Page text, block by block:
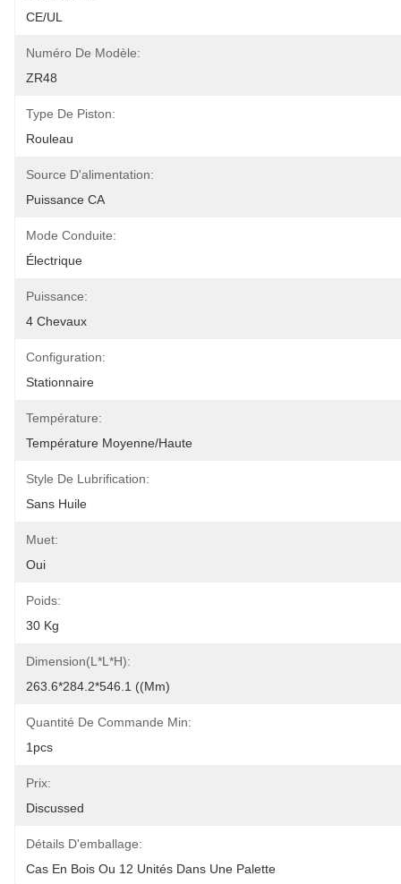
CE/UL
Numéro De Modèle:
ZR48
Type De Piston:
Rouleau
Source D'alimentation:
Puissance CA
Mode Conduite:
Électrique
Puissance:
4 Chevaux
Configuration:
Stationnaire
Température:
Température Moyenne/haute
Style De Lubrification:
Sans Huile
Muet:
Oui
Poids:
30 Kg
Dimension(L*L*H):
263.6*284.2*546.1 ((mm)
Quantité De Commande Min:
1pcs
Prix:
Discussed
Détails D'emballage:
Cas En Bois Ou 12 Unités Dans Une Palette